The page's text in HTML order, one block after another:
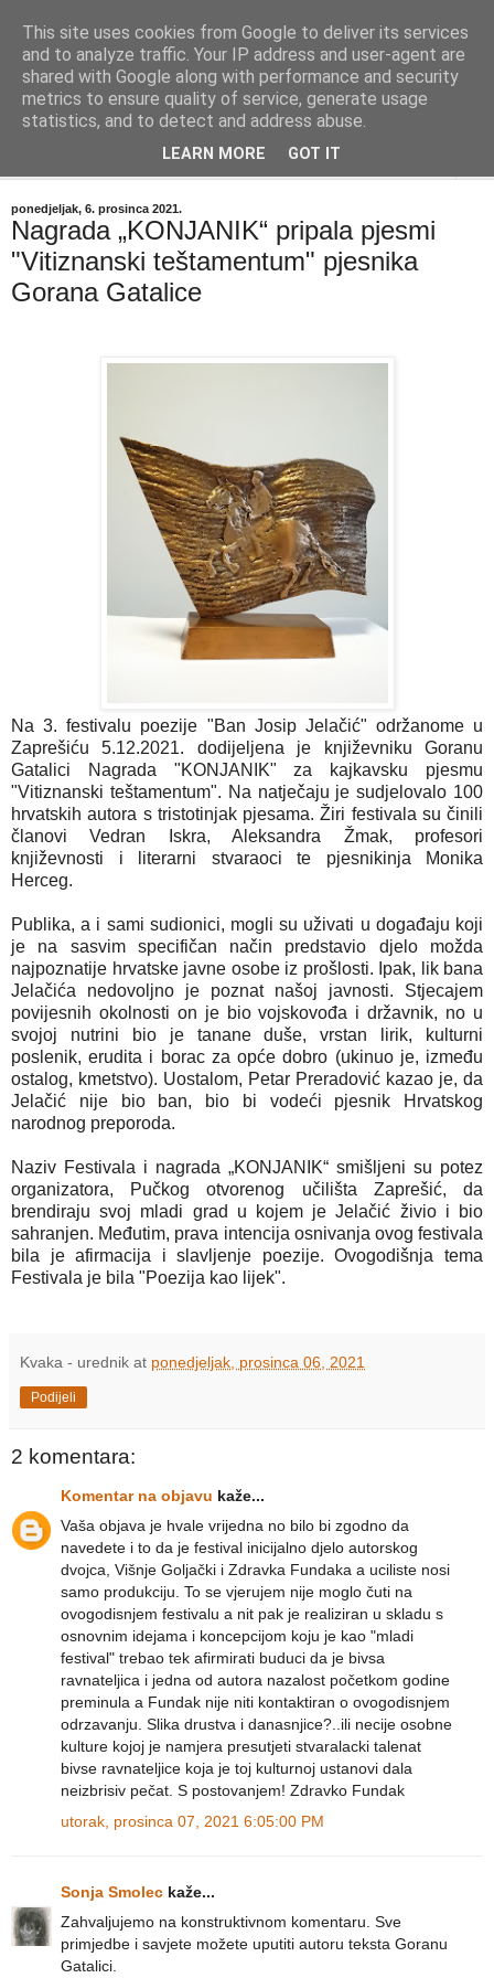
"Kvaka"
Časopis za književnost ISSN 2459-5632
ponedjeljak, 6. prosinca 2021.
Nagrada „KONJANIK“ pripala pjesmi
"Vitiznanski teštamentum" pjesnika
Gorana Gatalice
Na 3. festivalu poezije "Ban Josip Jelačić" održanome u
Zaprešiću 5.12.2021. dodijeljena je književniku Goranu
Gatalici Nagrada "KONJANIK" za kajkavsku pjesmu
"Vitiznanski teštamentum". Na natječaju je sudjelovalo 100
hrvatskih autora s tristotinjak pjesama. Žiri festivala su činili
članovi Vedran Iskra, Aleksandra Žmak, profesori
književnosti i literarni stvaraoci te pjesnikinja Monika
Herceg.
Publika, a i sami sudionici, mogli su uživati u događaju koji
je na sasvim specifičan način predstavio djelo možda
najpoznatije hrvatske javne osobe iz prošlosti. Ipak, lik bana
Jelačića nedovoljno je poznat našoj javnosti. Stjecajem
povijesnih okolnosti on je bio vojskovođa i državnik, no u
svojoj nutrini bio je tanane duše, vrstan lirik, kulturni
poslenik, erudita i borac za opće dobro (ukinuo je, između
ostalog, kmetstvo). Uostalom, Petar Preradović kazao je, da
Jelačić nije bio ban, bio bi vodeći pjesnik Hrvatskog
narodnog preporoda.
Naziv Festivala i nagrada „KONJANIK“ smišljeni su potez
organizatora, Pučkog otvorenog učilišta Zaprešić, da
brendiraju svoj mladi grad u kojem je Jelačić živio i bio
sahranjen. Međutim, prava intencija osnivanja ovog festivala
bila je afirmacija i slavljenje poezije. Ovogodišnja tema
Festivala je bila "Poezija kao lijek".
Kvaka - urednik at ponedjeljak, prosinca 06, 2021
Podijeli
2 komentara:
Komentar na objavu kaže...
Vaša objava je hvale vrijedna no bilo bi zgodno da
navedete i to da je festival inicijalno djelo autorskog
dvojca, Višnje Goljački i Zdravka Fundaka a uciliste nosi
samo produkciju. To se vjerujem nije moglo čuti na
ovogodisnjem festivalu a nit pak je realiziran u skladu s
osnovnim idejama i koncepcijom koju je kao "mladi
festival" trebao tek afirmirati buduci da je bivsa
ravnateljica i jedna od autora nazalost početkom godine
preminula a Fundak nije niti kontaktiran o ovogodisnjem
odrzavanju. Slika drustva i danasnjice?..ili necije osobne
kulture kojoj je namjera presutjeti stvaralacki talenat
bivse ravnateljice koja je toj kulturnoj ustanovi dala
neizbrisiv pečat. S postovanjem! Zdravko Fundak
utorak, prosinca 07, 2021 6:05:00 PM
Sonja Smolec kaže...
Zahvaljujemo na konstruktivnom komentaru. Sve
primjedbe i savjete možete uputiti autoru teksta Goranu
Gatalici.
This site uses cookies from Google to deliver its services
and to analyze traffic. Your IP address and user-agent are
shared with Google along with performance and security
metrics to ensure quality of service, generate usage
statistics, and to detect and address abuse.
LEARN MORE GOT IT